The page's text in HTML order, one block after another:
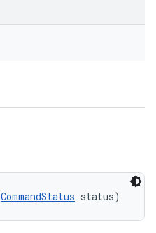
CommandStatus status)